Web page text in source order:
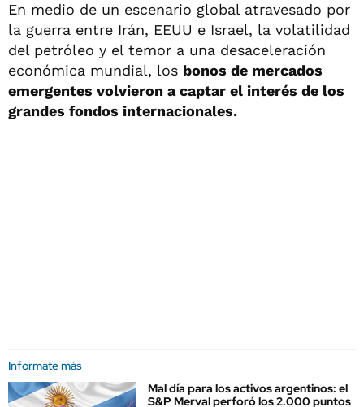
En medio de un escenario global atravesado por
la guerra entre Irán, EEUU e Israel, la volatilidad
del petróleo y el temor a una desaceleración
económica mundial, los bonos de mercados
emergentes volvieron a captar el interés de los
grandes fondos internacionales.
Informate más
Mal día para los activos argentinos: el
S&P Merval perforó los 2.000 puntos